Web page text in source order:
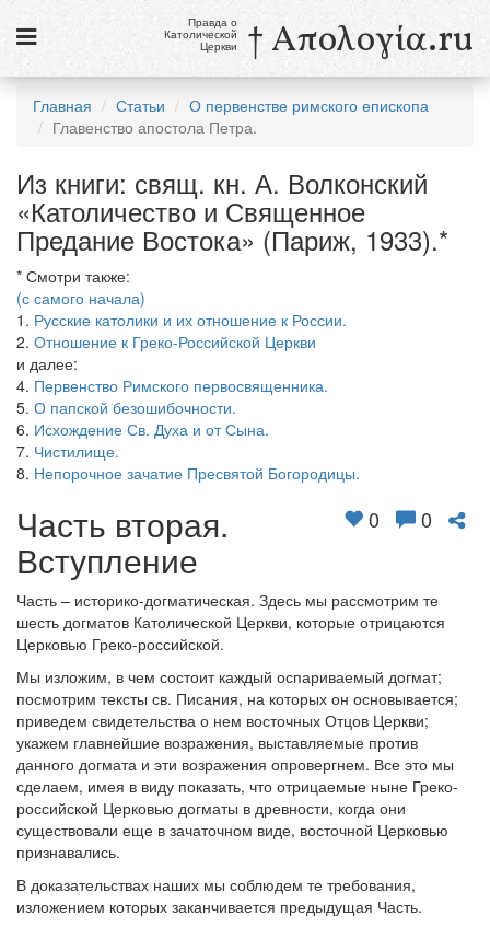
Новости
Католики в России
Галерея
Викторины
Ссылки
Религиозные учения и секты, справочник
6 августа
Преображение Господне
см. календарь
Обратная связь
mail@apologia.ru
Отправить сообщение
Вход
Правда о
Католической
Церкви † Απολογία.ru
Главная Статьи
О первенстве римского епископа
Главенство апостола Петра.
Из книги: свящ. кн. А. Волконский
«Католичество и Священное
Предание Востока» (Париж, 1933).*
* Смотри также:
(с самого начала)
1. Русские католики и их отношение к России.
2. Отношение к Греко-Российской Церкви
и далее:
4. Первенство Римского первосвященника.
5. О папской безошибочности.
6. Исхождение Св. Духа и от Сына.
7. Чистилище.
8. Непорочное зачатие Пресвятой Богородицы.
0 0
Часть вторая.
Вступление
Часть – историко-догматическая. Здесь мы рассмотрим те
шесть догматов Католической Церкви, которые отрицаются
Церковью Греко-российской.
Мы изложим, в чем состоит каждый оспариваемый догмат;
посмотрим тексты св. Писания, на которых он основывается;
приведем свидетельства о нем восточных Отцов Церкви;
укажем главнейшие возражения, выставляемые против
данного догмата и эти возражения опровергнем. Все это мы
сделаем, имея в виду показать, что отрицаемые ныне Греко-
российской Церковью догматы в древности, когда они
существовали еще в зачаточном виде, восточной Церковью
признавались.
В доказательствах наших мы соблюдем те требования,
изложением которых заканчивается предыдущая Часть.